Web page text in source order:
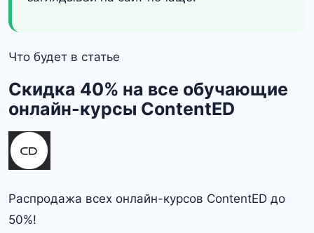
Что будет в статье
Скидка 40% на все обучающие
онлайн-курсы ContentED
Распродажа всех онлайн-курсов ContentED до
50%!